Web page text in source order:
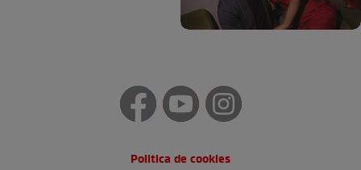
Politica de cookies